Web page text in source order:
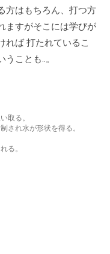
方はもちろん、打つ方
ますがそこには学びが
れば 打たれているこ
ことも..。